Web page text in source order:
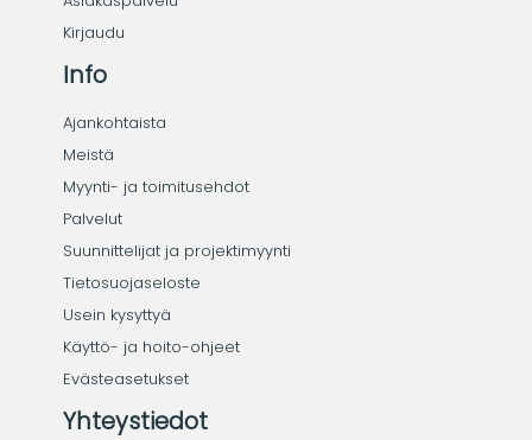
Kirjaudu
Info
Ajankohtaista
Meistä
Myynti- ja toimitusehdot
Palvelut
Suunnittelijat ja projektimyynti
Tietosuojaseloste
Usein kysyttyä
Käyttö- ja hoito-ohjeet
Evästeasetukset
Yhteystiedot